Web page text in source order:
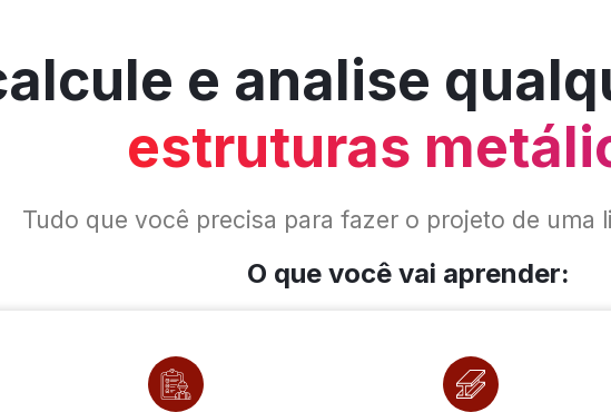
e analise
estruturas
Tudo que você precisa para fazer o projeto de uma
O que você vai aprender: